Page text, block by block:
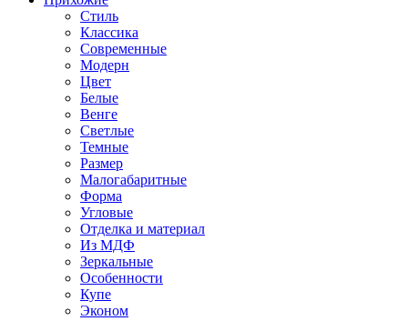
Стиль
Классика
Современные
Модерн
Цвет
Белые
Венге
Светлые
Темные
Размер
Малогабаритные
Форма
Угловые
Отделка и материал
Из МДФ
Зеркальные
Особенности
Купе
Эконом